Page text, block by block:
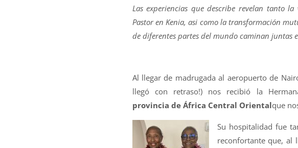
Las experiencias que describe revelan tanto
Pastor en Kenia, asi como la transformación
de diferentes partes del mundo caminan juntas
Al llegar de madrugada al aeropuerto de
llegó con retraso!) nos recibió la
provincia de África Central Orientalque
Su hospitalidad fue
reconfortante que, al